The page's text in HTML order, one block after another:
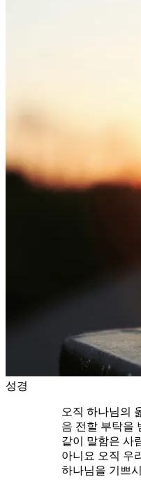
성경
오직 하나님의
음 전할 부탁을
같이 말함은 사
아니요 오직 우
하나님을 기쁘